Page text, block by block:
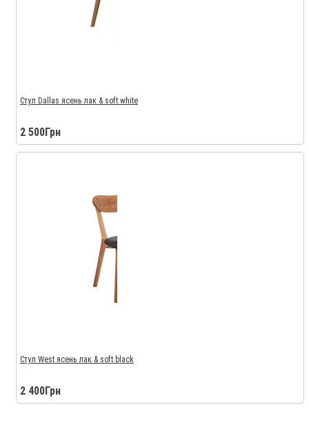
Стул Dallas ясень лак & soft white
2 500Грн
Стул West ясень лак & soft black
2 400Грн